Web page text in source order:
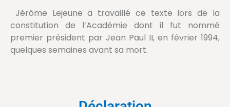
Jérôme Lejeune a travaillé ce texte lors de la
constitution de l’Académie dont il fut nommé
premier président par Jean Paul II, en février 1994,
quelques semaines avant sa mort.